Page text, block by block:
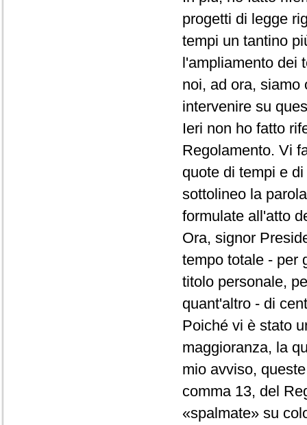
progetti di legge
tempi un tantino
l'ampliamento dei
noi, ad ora, siamo
intervenire su
Ieri non ho fatto
Regolamento. Vi
quote di tempi e
sottolineo la
formulate all'atto
Ora, signor
tempo totale - per
titolo personale,
quant'altro - di
Poiché vi è stato
maggioranza, la
mio avviso,
comma 13, del
«spalmate» su